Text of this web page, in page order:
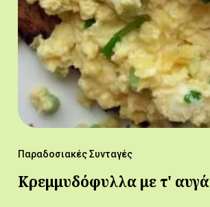
Παραδοσιακές Συνταγές
Κρεμμυδόφυλλα με τ' αυγά